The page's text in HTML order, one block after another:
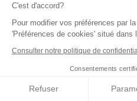
C'est d'accord?
Pour modifier vos préférences par
'Préférences de cookies' situé dans
Consulter notre politique de
Consentements
Refuser
Tourisme durable
Le Mag Grand Angle
Devenir ambassadeur